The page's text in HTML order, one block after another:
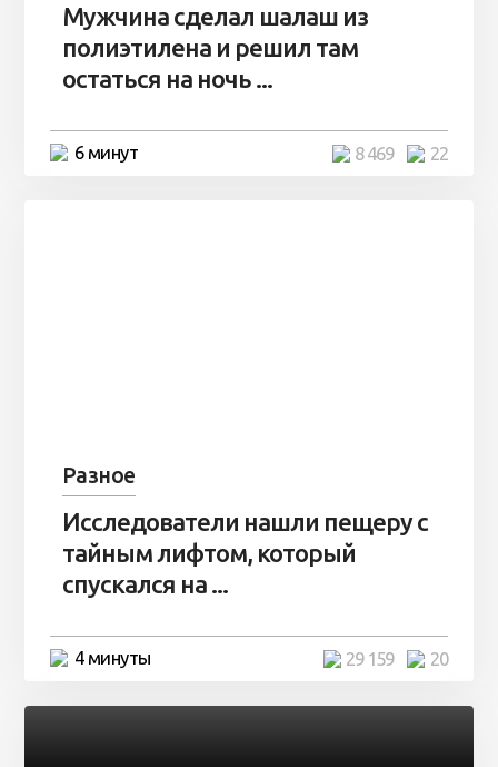
Мужчина сделал шалаш из
полиэтилена и решил там
остаться на ночь ...
6 минут 22
8 469
Разное
Исследователи нашли пещеру с
тайным лифтом, который
спускался на ...
4 минуты 20
29 159